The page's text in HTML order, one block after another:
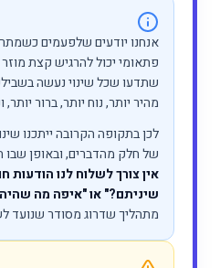
אנחנו יודעים שלפעמים
פתאומי יכול להרגיש קצת
שתדעו שכל שינוי נעשה
מהיר יותר, נוח יותר, ברור
לכן בתקופה הקרובה ייתכנו
של חלק מהדברים, ובאופן שבו
אין צורך לשלוח לנו הודעות
שיניתם?" או "איפה מה
מתהליך שדרוג מסודר שנועד